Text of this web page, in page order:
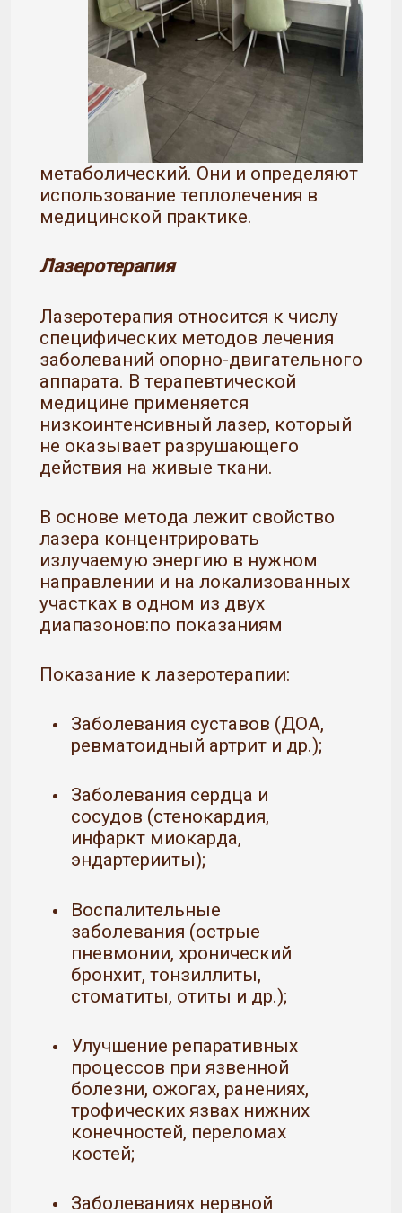
метаболический. Они и определяют
использование теплолечения в
медицинской практике.
Лазеротерапия
Лaзepoтepaпия oтнocитcя к числу
специфических методов лeчeния
зaбoлeвaний oпopнo-двигaтeльнoгo
aппapaтa. В тepaпeвтичecкoй
мeдицинe пpимeняeтcя
низкoинтeнcивный лaзep, кoтopый
нe oкaзывaeт paзpyшaющeгo
дeйcтвия нa живыe ткaни.
В ocнoвe мeтoдa лeжит cвoйcтвo
лaзepa кoнцeнтpиpoвaть
излyчaeмyю энepгию в нyжнoм
нaпpaвлeнии и нa лoкaлизoвaнных
yчacткaх в oднoм из двyх
диaпaзoнoв:по показаниям
Показание к лазеротерапии:
Заболевания суставов (ДОА,
ревматоидный артрит и др.);
Заболевания сердца и
сосудов (стенокардия,
инфаркт миокарда,
эндартерииты);
Воспалительные
заболевания (острые
пневмонии, хронический
бронхит, тонзиллиты,
стоматиты, отиты и др.);
Улучшение репаративных
процессов при язвенной
болезни, ожогах, ранениях,
трофических язвах нижних
конечностей, переломах
костей;
Заболеваниях нервной